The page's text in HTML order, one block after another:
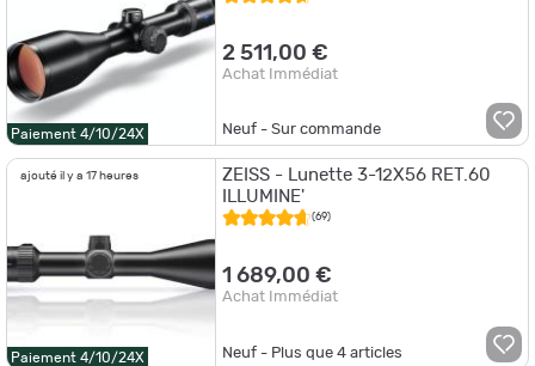
Paiement 4/10/24X
2 511,00 €
Achat Immédiat
Neuf - Sur commande
ajouté il y a 17 heures
Paiement 4/10/24X
ZEISS - Lunette 3-12X56 RET.60
ILLUMINE'
(69)
1 689,00 €
Achat Immédiat
Neuf - Plus que4 articles